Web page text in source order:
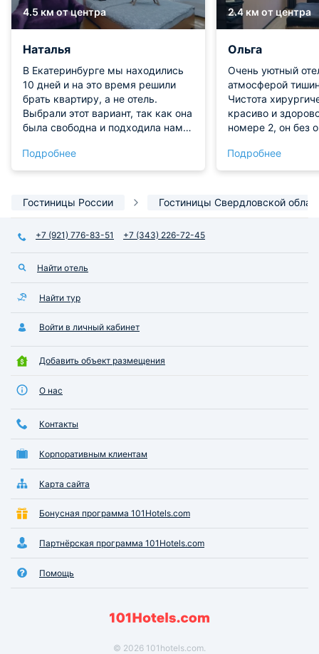
4.5 км от центра
Наталья
В Екатеринбурге мы находились
10 дней и на это время решили
брать квартиру, а не отель.
Выбрали этот вариант, так как она
была свободна и подходила нам
квартира, убрана великолепно.
Никаких пятен, следов пыли или
люди занимаются жильем и
постельное белье в отличном
состоянии. На кухне много
техники, включая стиральную
машину. Вентиляция работала
отлично, никаких посторонних
ароматов в квартире нет.
Подробнее
2.4 км от центра
Ольга
Очень уютный
атмосферой
Чистота
красиво и
номере 2, он без
в качестве
стилистически
постельное
Подробнее
Гостиницы России Гостиницы Свердловской
+7 (921) 776-83-51 +7 (343) 226-72-45
Найти отель
Найти тур
Войти в личный кабинет
Добавить объект размещения
О нас
Контакты
Корпоративным клиентам
Карта сайта
Бонусная программа 101Hotels.com
Партнёрская программа 101Hotels.com
Помощь
© 2026 101hotels.com.